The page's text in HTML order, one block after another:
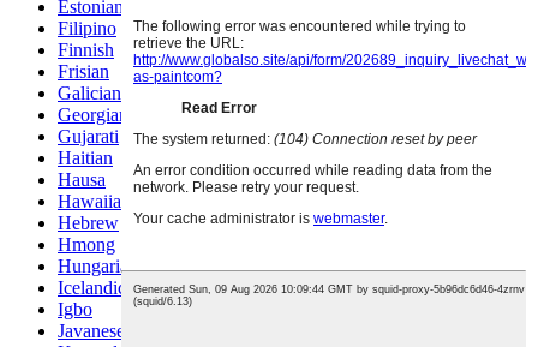
Estonian
Filipino
Finnish
Frisian
Galician
Georgian
Gujarati
Haitian
Hausa
Hawaiian
Hebrew
Hmong
Hungarian
Icelandic
Igbo
Javanese